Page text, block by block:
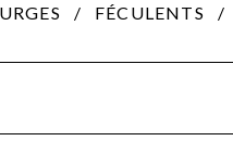
FÉCULENTS